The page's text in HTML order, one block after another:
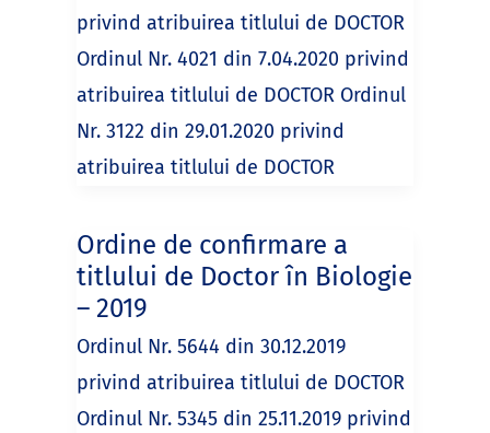
privind atribuirea titlului de DOCTOR
Ordinul Nr. 4021 din 7.04.2020 privind
atribuirea titlului de DOCTOR Ordinul
Nr. 3122 din 29.01.2020 privind
atribuirea titlului de DOCTOR
Ordine de confirmare a
titlului de Doctor în Biologie
– 2019
Ordinul Nr. 5644 din 30.12.2019
privind atribuirea titlului de DOCTOR
Ordinul Nr. 5345 din 25.11.2019 privind